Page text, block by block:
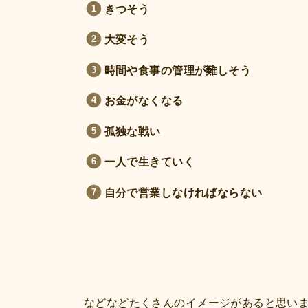
きつそう
大変そう
時間や食事の管理が難しそう
お金がなくなる
孤独な戦い
一人で生きていく
自分で営業しなければならない
などなどたくさんのイメージがあると思い